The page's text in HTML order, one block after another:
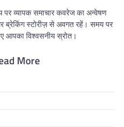
पर व्यापक समाचार कवरेज का अन्वेषण
ब्रेकिंग स्टोरीज़ से अवगत रहें। समय पर
आपका विश्वसनीय स्रोत।
More